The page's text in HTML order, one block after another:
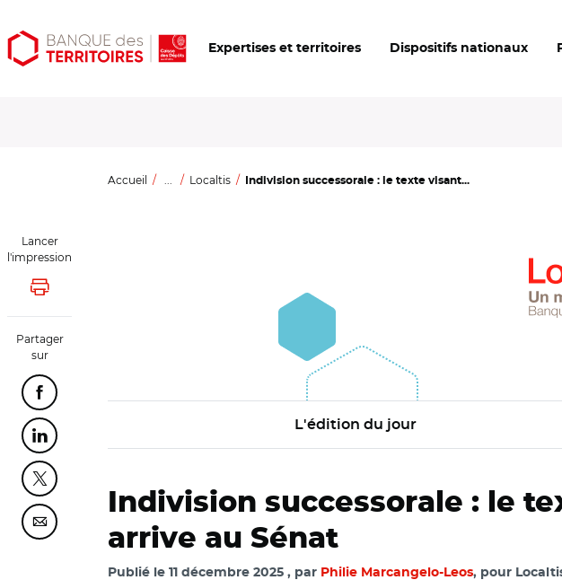
Aller
au
Aller
au
Ouvrir
les
Expertises et territoires Dispositifs nationaux
Accueil ... Localtis Indivision successorale : le texte visant...
L'édition du jour
Lancer
l'impression
Lancer l'impression
Partager
sur
Partager cette page sur Facebook
Partager cette page sur Linkedin
Partager cette page sur Twitter
Partager cette page sur Courriel
Indivision successorale : le
arrive au Sénat
Publié le 11 décembre 2025 par Philie Marcangelo-Leos, pour